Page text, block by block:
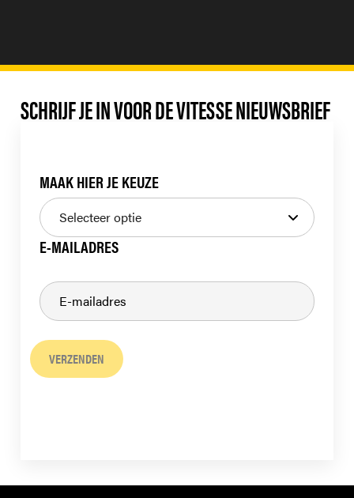
SCHRIJF JE IN VOOR DE VITESSE NIEUWSBRIEF
MAAK HIER JE KEUZE
E-MAILADRES
VERZENDEN